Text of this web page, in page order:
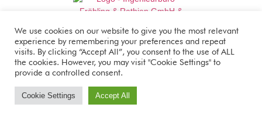
Anfahrt/Kontakt
Impressum
We use cookies on our website to give you the most relevant
experience by remembering your preferences and repeat
visits. By clicking “Accept All”, you consent to the use of ALL
the cookies. However, you may visit "Cookie Settings" to
provide a controlled consent.
Cookie Settings Accept All